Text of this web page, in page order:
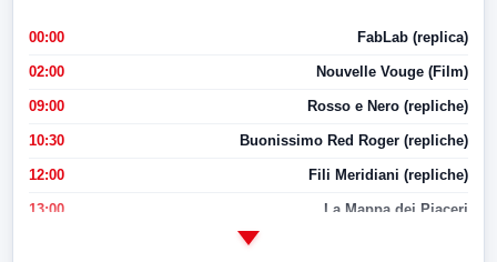
00:00 FabLab (replica)
02:00 Nouvelle Vouge (Film)
09:00 Rosso e Nero (repliche)
10:30 Buonissimo Red Roger (repliche)
12:00 Fili Meridiani (repliche)
13:00 La Mappa dei Piaceri